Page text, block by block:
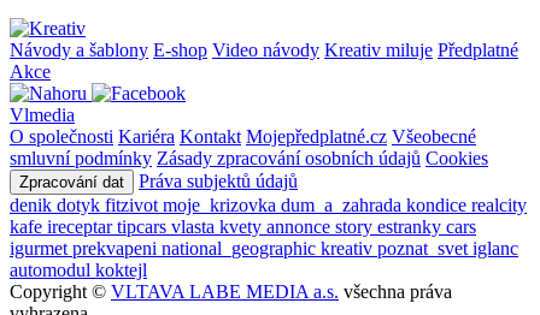
Návody a šablony E-shop Video návody Kreativ miluje Předplatné
Akce
Vlmedia
O společnosti Kariéra Kontakt Mojepředplatné.cz Všeobecné
smluvní podmínky Zásady zpracování osobních údajů Cookies
Zpracování dat
Práva subjektů údajů
denik dotyk fitzivot moje_krizovka dum_a_zahrada kondice realcity
kafe ireceptartipcars vlasta kvety annonce story estranky cars
igurmet prekvapeni national_geographic kreativ poznat_svet iglanc
automodul koktejl
Copyright © VLTAVA LABE MEDIA a.s. všechna práva